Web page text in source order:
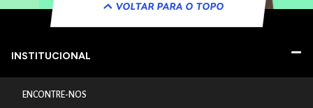
VOLTAR PARA O TOPO
INSTITUCIONAL
ENCONTRE-NOS